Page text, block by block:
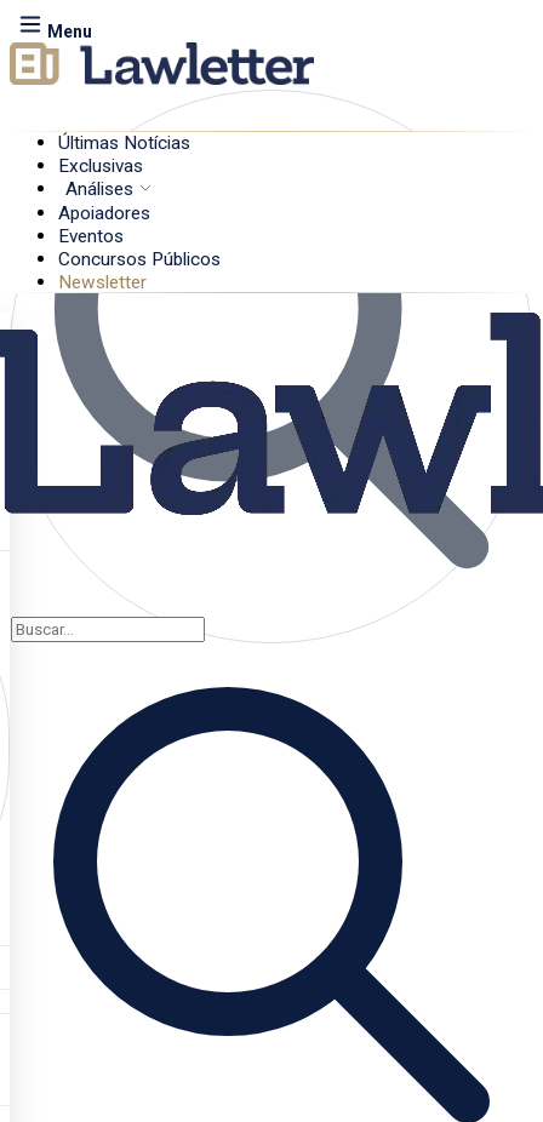
Menu
Últimas Notícias
Exclusivas
Análises
Apoiadores
Eventos
Concursos Públicos
Newsletter